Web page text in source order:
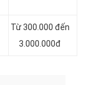
Từ 300.000 đến
3.000.000đ